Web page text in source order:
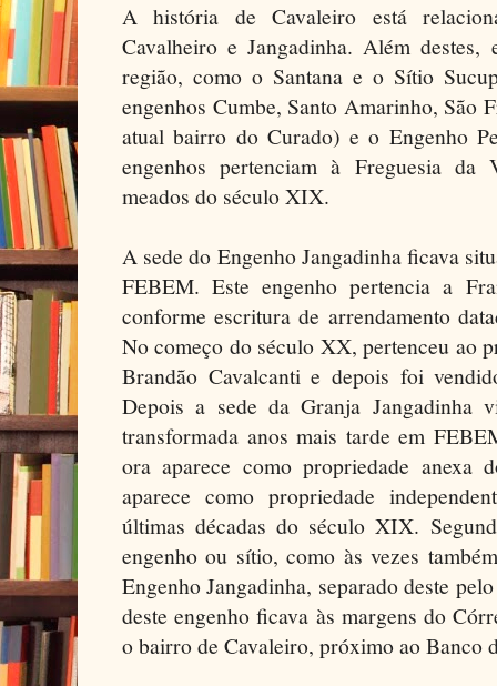
A história de Cavaleiro está
Cavalheiro e Jangadinha. Além destes,
região, como o Santana e o Sítio
engenhos Cumbe, Santo Amarinho, São
atual bairro do Curado) e o Engenho
engenhos pertenciam à Freguesia da
meados do século XIX.
A sede do Engenho Jangadinha ficava
FEBEM. Este engenho pertencia a
conforme escritura de arrendamento
No começo do século XX, pertenceu ao
Brandão Cavalcanti e depois foi
Depois a sede da Granja Jangadinha
transformada anos mais tarde em
ora aparece como propriedade anexa
aparece como propriedade
últimas décadas do século XIX.
engenho ou sítio, como às vezes
Engenho Jangadinha, separado deste
deste engenho ficava às margens do
o bairro de Cavaleiro, próximo ao Banco